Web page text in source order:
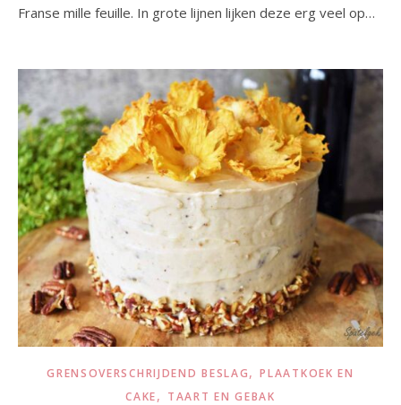
Franse mille feuille. In grote lijnen lijken deze erg veel op…
GRENSOVERSCHRIJDEND BESLAG,PLAATKOEK EN
CAKE, TAART EN GEBAK